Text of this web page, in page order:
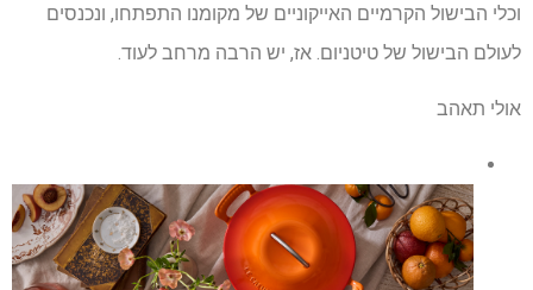
וכלי הבישול הקרמיים האייקוניים של מקומנו התפתחו, ונכנסים
לעולם הבישול של טיטניום. אז, יש הרבה מרחב לעוד.
אולי תאהב